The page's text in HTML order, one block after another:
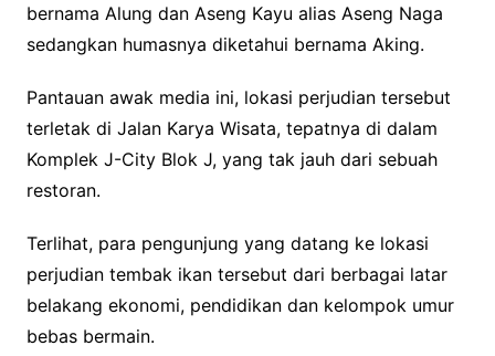
bernama Alung dan Aseng Kayu alias Aseng Naga
sedangkan humasnya diketahui bernama Aking.
Pantauan awak media ini, lokasi perjudian tersebut
terletak di Jalan Karya Wisata, tepatnya di dalam
Komplek J-City Blok J, yang tak jauh dari sebuah
restoran.
Terlihat, para pengunjung yang datang ke lokasi
perjudian tembak ikan tersebut dari berbagai latar
belakang ekonomi, pendidikan dan kelompok umur
bebas bermain.